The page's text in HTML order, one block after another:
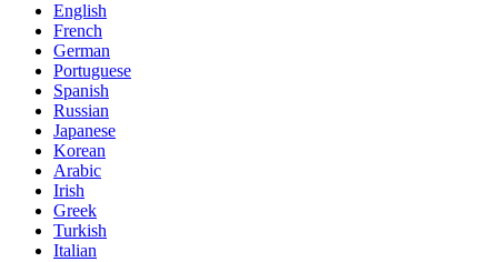
English
French
German
Portuguese
Spanish
Russian
Japanese
Korean
Arabic
Irish
Greek
Turkish
Italian